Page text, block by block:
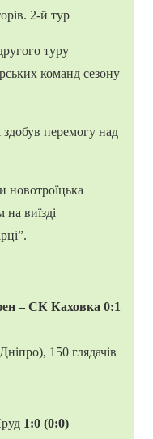
туру
команд сезону
перемогу над
на виїзді
– СК Каховка 0:1
150 глядачів
1:0 (0:0)